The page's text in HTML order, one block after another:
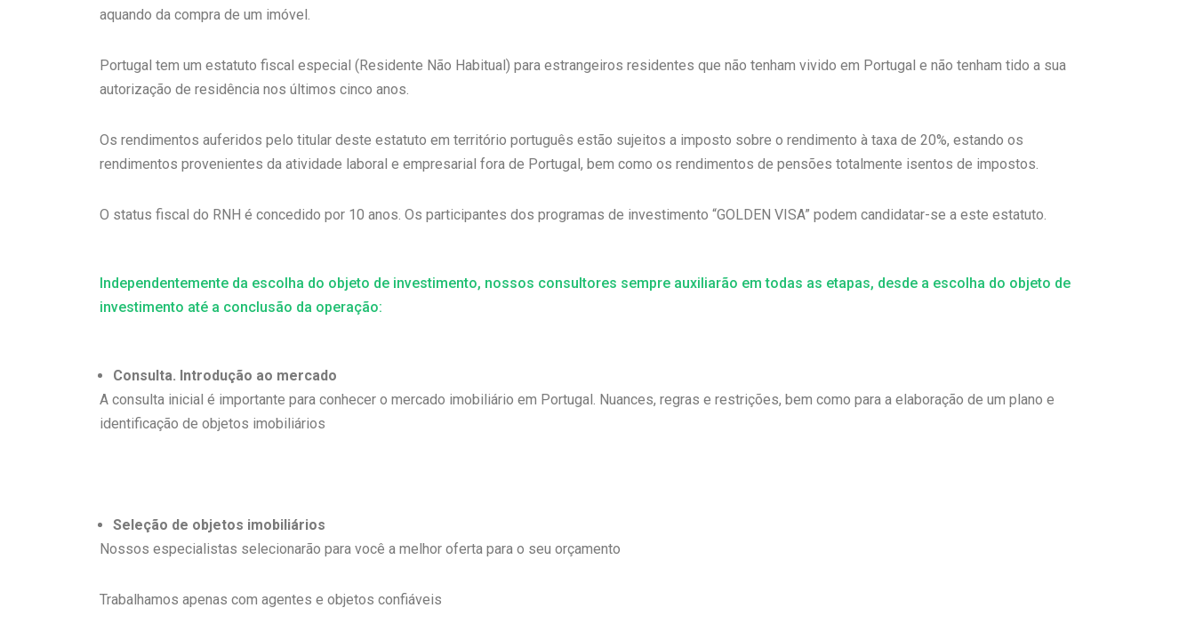
aquando da compra de um imóvel.
Portugal tem um estatuto fiscal especial (Residente Não Habitual) para estrangeiros residentes que não tenham vivido em Portugal e não tenham tido a sua
autorização de residência nos últimos cinco anos.
Os rendimentos auferidos pelo titular deste estatuto em território português estão sujeitos a imposto sobre o rendimento à taxa de 20%, estando os
rendimentos provenientes da atividade laboral e empresarial fora de Portugal, bem como os rendimentos de pensões totalmente isentos de impostos.
O status fiscal do RNH é concedido por 10 anos. Os participantes dos programas de investimento “GOLDEN VISA” podem candidatar-se a este estatuto.
Independentemente da escolha do objeto de investimento, nossos consultores sempre auxiliarão em todas as etapas, desde a escolha do objeto de
investimento até a conclusão da operação:
Consulta. Introdução ao mercado
A consulta inicial é importante para conhecer o mercado imobiliário em Portugal. Nuances, regras e restrições, bem como para a elaboração de um plano e
identificação de objetos imobiliários
Seleção de objetos imobiliários
Nossos especialistas selecionarão para você a melhor oferta para o seu orçamento
Trabalhamos apenas com agentes e objetos confiáveis